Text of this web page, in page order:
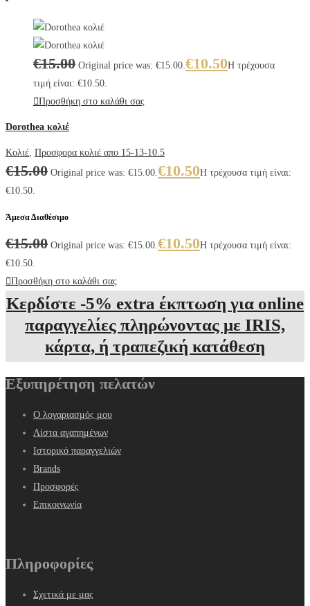
€15.00 Original price was: €15.00.€10.50Η τρέχουσα
τιμή είναι: €10.50.
Προσθήκη στο καλάθι σας
Dorothea κολιέ
Κολιέ, Προσφορα κολιέ απο 15-13-10.5
€15.00 Original price was: €15.00.€10.50Η τρέχουσα τιμή είναι:
€10.50.
Άμεσα Διαθέσιμο
€15.00 Original price was: €15.00.€10.50Η τρέχουσα τιμή είναι:
€10.50.
Προσθήκη στο καλάθι σας
Κερδίστε -5% extra έκπτωση για online
παραγγελίες πληρώνοντας με IRIS,
κάρτα, ή τραπεζική κατάθεση
Εξυπηρέτηση πελατών
Ο λογαριασμός μου
Λίστα αγαπημένων
Ιστορικό παραγγελιών
Brands
Προσφορές
Επικοινωνία
Πληροφορίες
Σχετικά με μας